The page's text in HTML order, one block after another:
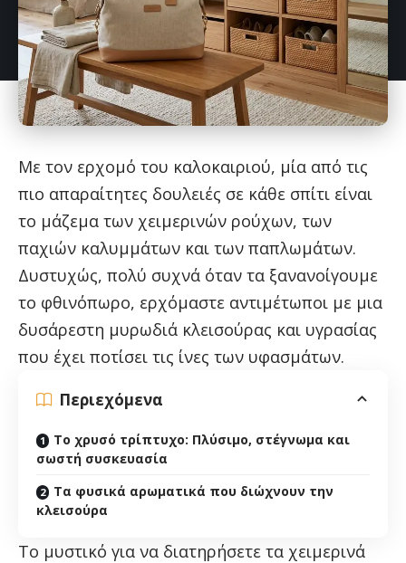
Με τον ερχομό του καλοκαιριού, μία από τις
πιο απαραίτητες δουλειές σε κάθε σπίτι είναι
το μάζεμα των χειμερινών ρούχων, των
παχιών καλυμμάτων και των παπλωμάτων.
Δυστυχώς, πολύ συχνά όταν τα ξανανοίγουμε
το φθινόπωρο, ερχόμαστε αντιμέτωποι με μια
δυσάρεστη μυρωδιά κλεισούρας και υγρασίας
που έχει ποτίσει τις ίνες των υφασμάτων.
Περιεχόμενα
Το χρυσό τρίπτυχο: Πλύσιμο, στέγνωμα και
σωστή συσκευασία
Τα φυσικά αρωματικά που διώχνουν την
κλεισούρα
Το μυστικό για να διατηρήσετε τα χειμερινά